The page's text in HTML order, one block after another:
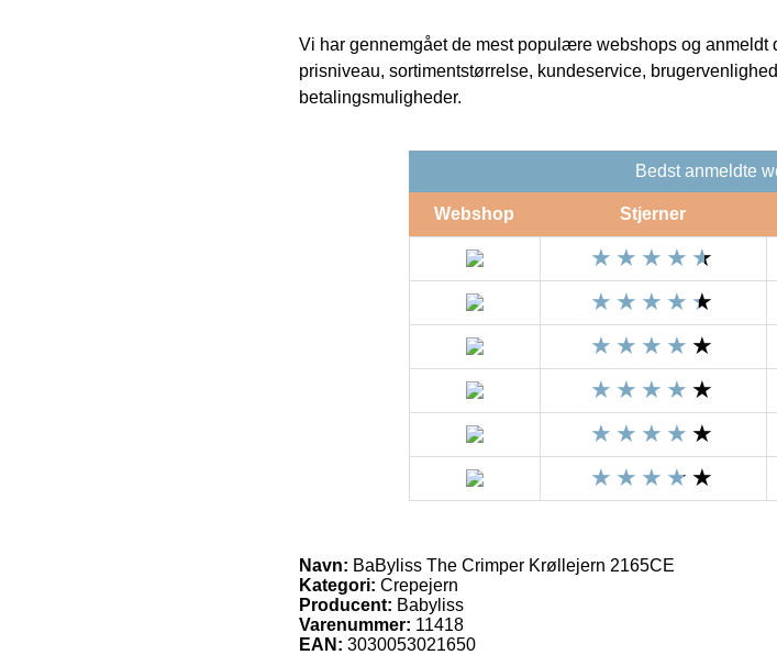
Vi har gennemgået de mest populære webshops og anmeldt
prisniveau, sortimentstørrelse, kundeservice,
betalingsmuligheder.
Bedst anmeldte
Webshop Stjerner
Navn: BaByliss The Crimper Krøllejern 2165CE
Kategori: Crepejern
Producent: Babyliss
Varenummer: 11418
EAN: 3030053021650